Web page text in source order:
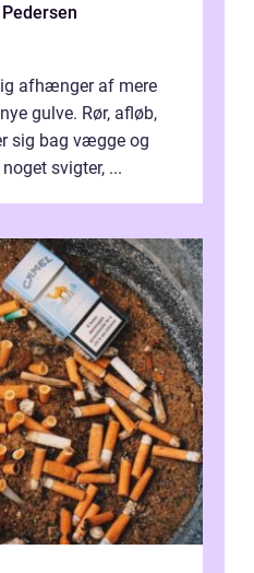
afhænger af mere
gulve. Rør, afløb,
sig bag vægge og
svigter, ...